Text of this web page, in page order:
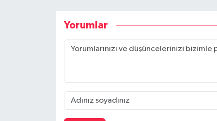
Yorumlar